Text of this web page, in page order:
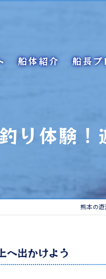
船体紹介 船長プ
り体験
熊本の遊
へ出かけよう